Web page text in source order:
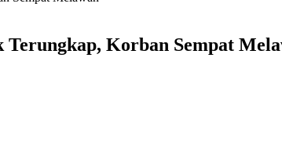
Terungkap, Korban Sempat